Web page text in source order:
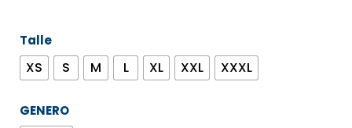
Talle
XS S M L XL XXL XXXL
GENERO